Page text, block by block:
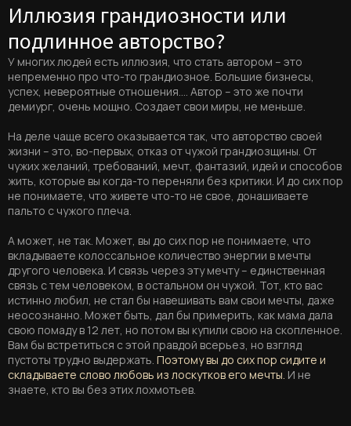
Иллюзия грандиозности или
подлинное авторство?
У многих людей есть иллюзия, что стать автором – это
непременно про что-то грандиозное. Большие бизнесы,
успех, невероятные отношения…. Автор – это же почти
демиург, очень мощно. Создает свои миры, не меньше.
На деле чаще всего оказывается так, что авторство своей
жизни – это, во-первых, отказ от чужой грандиозщины. От
чужих желаний, требований, мечт, фантазий, идей и способов
жить, которые вы когда-то переняли без критики. И до сих пор
не понимаете, что живете что-то не свое, донашиваете
пальто с чужого плеча.
А может, не так. Может, вы до сих пор не понимаете, что
вкладываете колоссальное количество энергии в мечты
другого человека. И связь через эту мечту – единственная
связь с тем человеком, в остальном он чужой. Тот, кто вас
истинно любил, не стал бы навешивать вам свои мечты, даже
неосознанно. Может быть, дал бы примерить, как мама дала
свою помаду в 12 лет, но потом вы купили свою на скопленное.
Вам бы встретиться с этой правдой всерьез, но взгляд
пустоты трудно выдержать. Поэтому вы до сих пор сидите и
складываете слово любовь из лоскутков его мечты. И не
знаете, кто вы без этих лохмотьев.